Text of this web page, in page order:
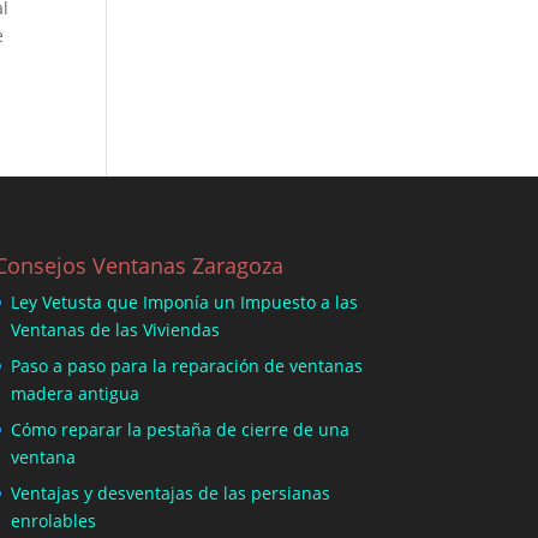
Ventanas Zaragoza
Ley Vetusta que Imponía un Impuesto a las
Ventanas de las Viviendas
Paso a paso para la reparación de ventanas
madera antigua
Cómo reparar la pestaña de cierre de una
ventana
Ventajas y desventajas de las persianas
enrolables